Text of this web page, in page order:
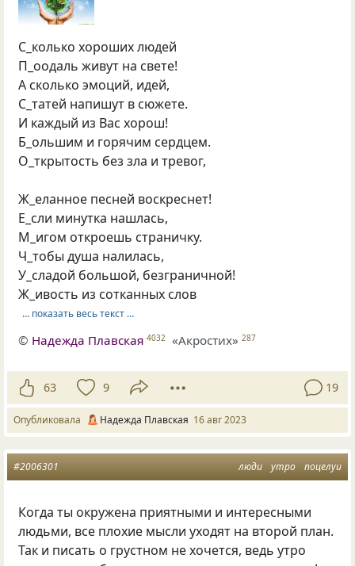
С_колько хороших людей
П_оодаль живут на свете!
А сколько эмоций, идей,
С_татей напишут в сюжете.
И каждый из Вас хорош!
Б_ольшим и горячим сердцем.
О_ткрытость без зла и тревог,
Ж_еланное песней воскреснет!
Е_сли минутка нашлась,
М_игом откроешь страничку.
Ч_тобы душа налилась,
У_сладой большой, безграничной!
Ж_ивость из сотканных слов
… показать весь текст …
© Надежда Плавская 4032 «Акростих» 287
63 9 19
Опубликовала Надежда Плавская 16 авг 2023
люди утро поцелуи
#2006301
Когда ты окружена приятными и интересными
людьми, все плохие мысли уходят на второй план.
Так и писать о грустном не хочется, ведь утро